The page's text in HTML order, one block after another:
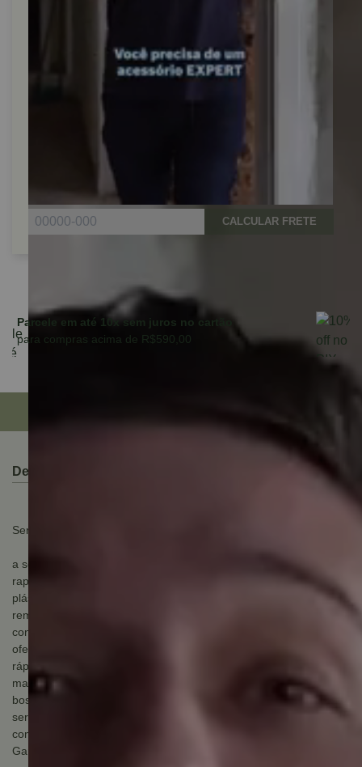
CALCULAR FRETE
Parcele em até 10x sem juros no cartão
para compras acima de R$590,00
Descrição do Produto
Serra copo 44mm expert multimaterial power change bosch
a serra copo bosch expert construction material corta
rapidamente vários tipos de materiais como madeira, tijolos,
plásticos e drywall. Conta com ranhuras em forma de gota para
remover aparas de maneira eficaz para uma perfuração rápida e
contínua. Os dentes robustos com a carbide technology da bosch
oferecem à serra copo um ritmo de perfuração excepcionalmente
rápido e mais durável. A serra copo bosch expert construction
material inclui o adaptador do sistema power change exclusivo da
bosch com a troca mais rápida do mercado. Permite a troca da
serra copo e brocas guia com um clique. É adequado para utilizar
com todas as furadeiras e parafusadeiras a cabo ou bateria.
Garantia 6 meses bosch.